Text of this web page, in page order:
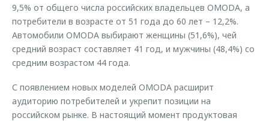
9,5% от общего числа российских владельцев OMODA, а
потребители в возрасте от 51 года до 60 лет – 12,2%.
Автомобили OMODA выбирают женщины (51,6%), чей
средний возраст составляет 41 год, и мужчины (48,4%) со
средним возрастом 44 года.
С появлением новых моделей OMODA расширит
аудиторию потребителей и укрепит позиции на
российском рынке. В настоящий момент продуктовая